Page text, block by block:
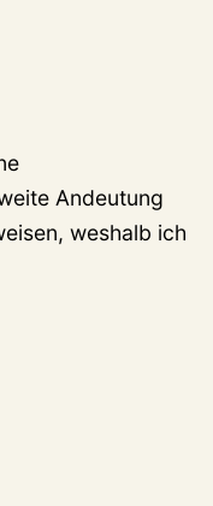
Andeutung
weshalb ich